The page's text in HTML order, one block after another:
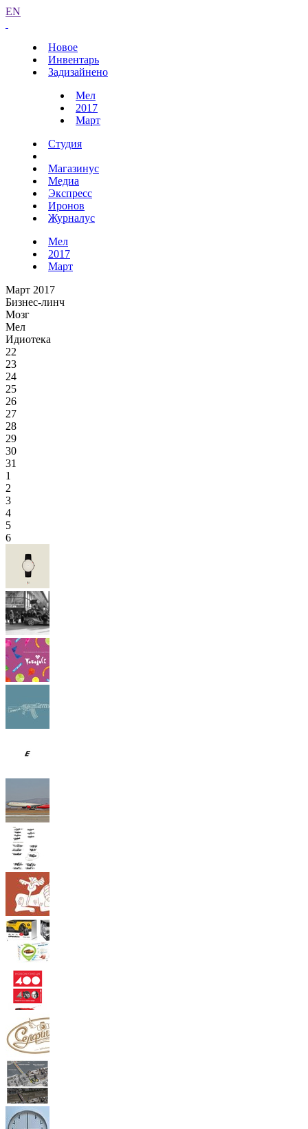
EN
Новое
Инвентарь
Задизайнено
Мел
2017
Март
Студия
Магазинус
Медиа
Экспресс
Иронов
Журналус
Мел
2017
Март
Март 2017
Бизнес-линч
Мозг
Мел
Идиотека
22
23
24
25
26
27
28
29
30
31
1
2
3
4
5
6